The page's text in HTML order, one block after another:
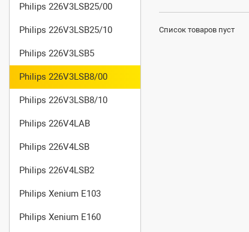
Philips 226V3LSB25/00
Philips 226V3LSB25/10
Philips 226V3LSB5
Philips 226V3LSB8/00
Philips 226V3LSB8/10
Philips 226V4LAB
Philips 226V4LSB
Philips 226V4LSB2
Philips Xenium E103
Philips Xenium E160
Список товаров пуст